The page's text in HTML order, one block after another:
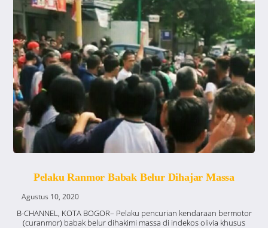
Pelaku Ranmor Babak Belur Dihajar Massa
Agustus 10, 2020
B-CHANNEL, KOTA BOGOR– Pelaku pencurian kendaraan bermotor
(curanmor) babak belur dihakimi massa di indekos olivia khusus